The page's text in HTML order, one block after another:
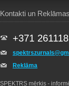
Kontakti un
+371
Reklāma
SPEKTRS mērķis -